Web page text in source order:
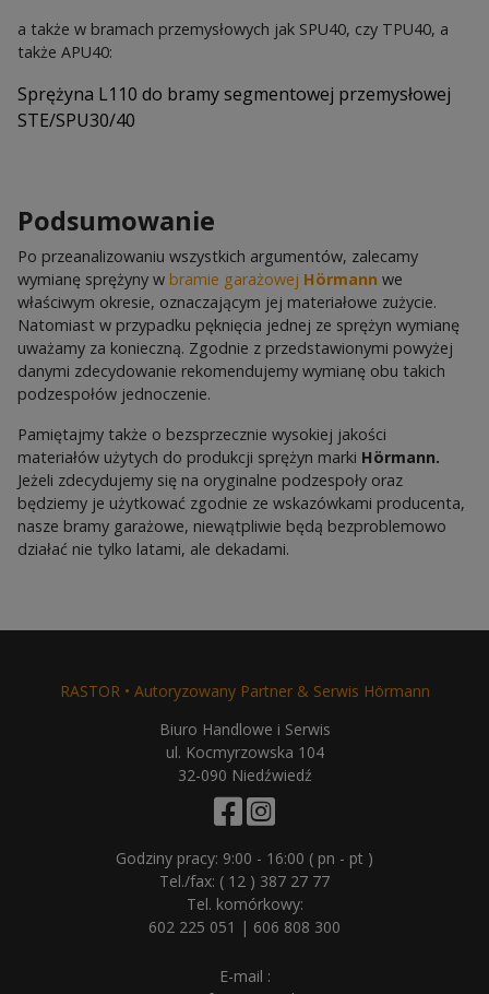
a także w bramach przemysłowych jak SPU40, czy TPU40, a
także APU40:
Sprężyna L110 do bramy segmentowej przemysłowej
STE/SPU30/40
Podsumowanie
Po przeanalizowaniu wszystkich argumentów, zalecamy
wymianę sprężyny w bramie garażowej Hörmann we
właściwym okresie, oznaczającym jej materiałowe zużycie.
Natomiast w przypadku pęknięcia jednej ze sprężyn wymianę
uważamy za konieczną. Zgodnie z przedstawionymi powyżej
danymi zdecydowanie rekomendujemy wymianę obu takich
podzespołów jednoczenie.
Pamiętajmy także o bezsprzecznie wysokiej jakości
materiałów użytych do produkcji sprężyn marki Hörmann.
Jeżeli zdecydujemy się na oryginalne podzespoły oraz
będziemy je użytkować zgodnie ze wskazówkami producenta,
nasze bramy garażowe, niewątpliwie będą bezproblemowo
działać nie tylko latami, ale dekadami.
RASTOR • Autoryzowany Partner & Serwis Hörmann
Biuro Handlowe i Serwis
ul. Kocmyrzowska 104
32-090 Niedźwiedź
Godziny pracy: 9:00 - 16:00 ( pn - pt )
Tel./fax: ( 12 ) 387 27 77
Tel. komórkowy:
602 225 051 | 606 808 300
E-mail :